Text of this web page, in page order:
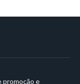
promoção e